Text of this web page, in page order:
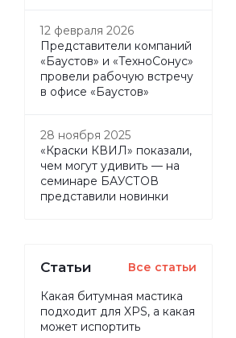
12 февраля 2026
Представители компаний
«Баустов» и «ТехноСонус»
провели рабочую встречу
в офисе «Баустов»
28 ноября 2025
«Краски КВИЛ» показали,
чем могут удивить — на
семинаре БАУСТОВ
представили новинки
Статьи Все статьи
Какая битумная мастика
подходит для XPS, а какая
может испортить